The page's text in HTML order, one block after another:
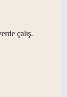
çalış.